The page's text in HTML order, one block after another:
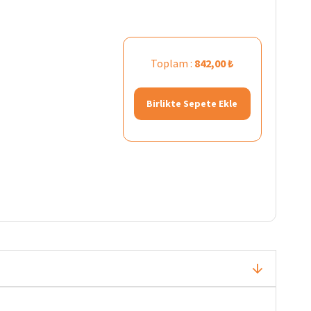
Toplam : 842,00 ₺
Birlikte Sepete Ekle